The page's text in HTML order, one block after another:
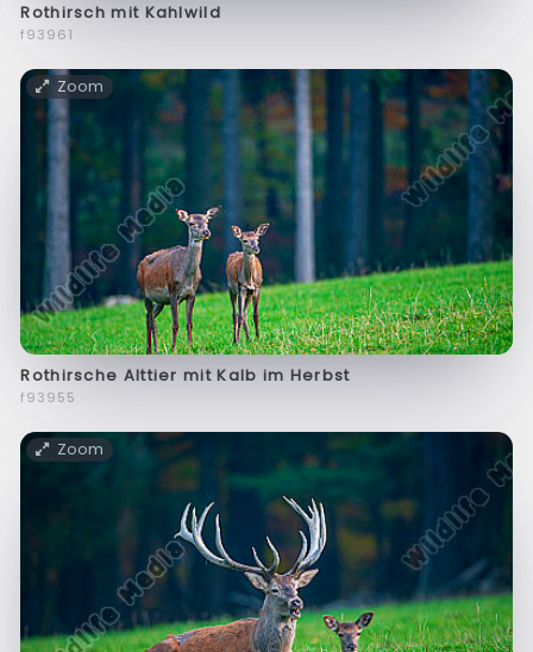
Rothirsch mit Kahlwild
f93961
Zoom
Rothirsche Alttier mit Kalb im Herbst
f93955
Zoom